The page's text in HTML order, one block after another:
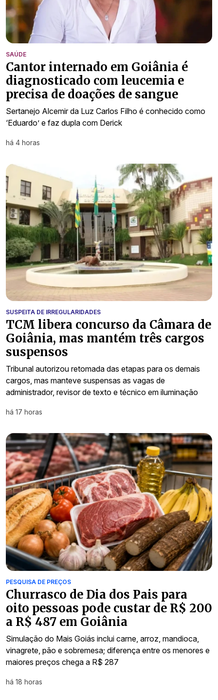
SAÚDE
Cantor internado em Goiânia é
diagnosticado com leucemia e
precisa de doações de sangue
Sertanejo Alcemir da Luz Carlos Filho é conhecido como
‘Eduardo’ e faz dupla com Derick
há 4 horas
SUSPEITA DE IRREGULARIDADES
TCM libera concurso da Câmara de
Goiânia, mas mantém três cargos
suspensos
Tribunal autorizou retomada das etapas para os demais
cargos, mas manteve suspensas as vagas de
administrador, revisor de texto e técnico em iluminação
há 17 horas
PESQUISA DE PREÇOS
Churrasco de Dia dos Pais para
oito pessoas pode custar de R$ 200
a R$ 487 em Goiânia
Simulação do Mais Goiás inclui carne, arroz, mandioca,
vinagrete, pão e sobremesa; diferença entre os menores e
maiores preços chega a R$ 287
há 18 horas